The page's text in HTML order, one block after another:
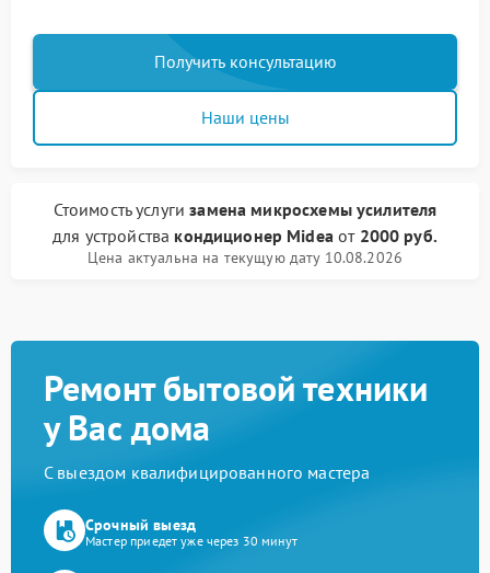
Получить консультацию
Наши цены
Стоимость услугизамена микросхемы усилителя
для устройства кондиционер Mideaот 2000 руб.
Цена актуальна на текущую дату 10.08.2026
Ремонт бытовой техники
у Вас дома
С выездом квалифицированного мастера
Срочный выезд
Мастер приедет уже через 30 минут